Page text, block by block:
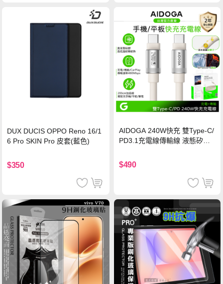
DUX DUCIS OPPO Reno 16/1
6 Pro SKIN Pro 皮套(藍色)
$350
AIDOGA 240W快充 雙Type-C/
PD3.1充電線傳輸線 液態矽膠
機/平板/筆電
$490